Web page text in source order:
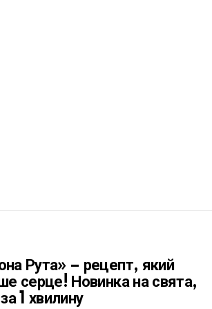
Рута» – рецепт, який
серце! Новинка на свята,
1 хвилину